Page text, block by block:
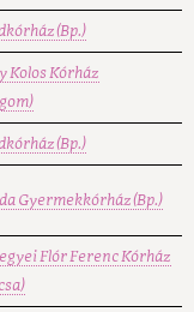
(Bp.)
Kolos Kórház
(Bp.)
Gyermekkórház (Bp.)
Flór Ferenc Kórház